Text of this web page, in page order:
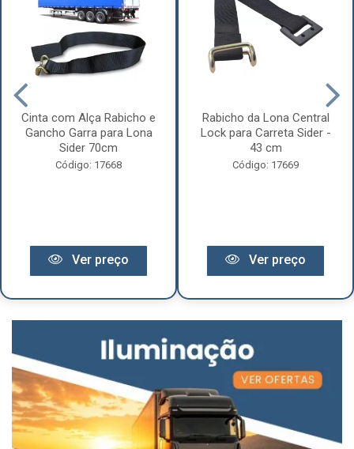
Cinta com Alça Rabicho e
Gancho Garra para Lona
Sider 70cm
Código: 17668
Ver preço
Rabicho da Lona Central
Lock para Carreta Sider -
43 cm
Código: 17669
Ver preço